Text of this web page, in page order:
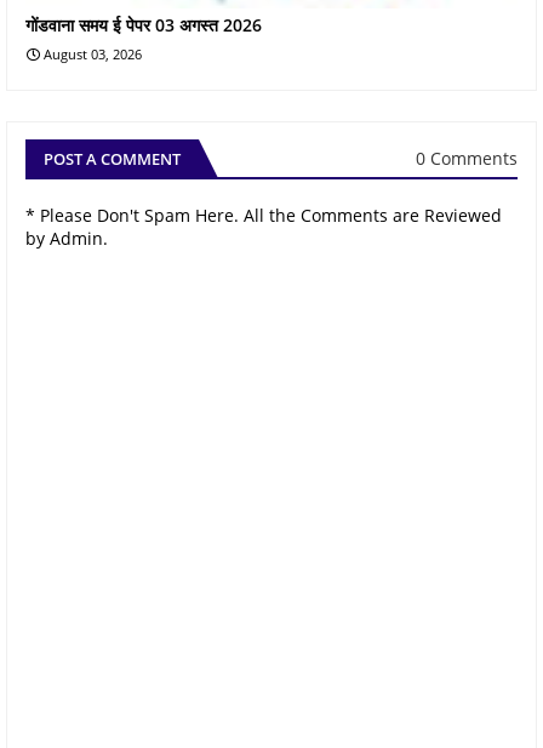
गोंडवाना समय ई पेपर 03 अगस्त 2026
August 03, 2026
POST A COMMENT 0 Comments
* Please Don't Spam Here. All the Comments are Reviewed
by Admin.